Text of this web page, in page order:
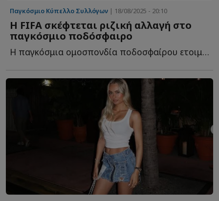
Παγκόσμιο Κύπελλο Συλλόγων | 18/08/2025 - 20:10
Η FIFA σκέφτεται ριζική αλλαγή στο
παγκόσμιο ποδόσφαιρο
Η παγκόσμια ομοσπονδία ποδοσφαίρου ετοιμάζεται για μ...